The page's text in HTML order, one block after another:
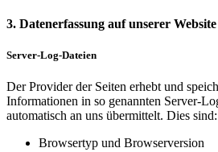
3. Datenerfassung auf unserer Website
Server-Log-Dateien
Der Provider der Seiten erhebt und
Informationen in so genannten Server-
automatisch an uns übermittelt. Dies sind:
Browsertyp und Browserversion